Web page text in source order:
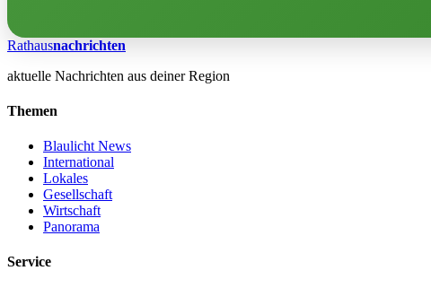
Rathausnachrichten
aktuelle Nachrichten aus deiner Region
Themen
Blaulicht News
International
Lokales
Gesellschaft
Wirtschaft
Panorama
Service